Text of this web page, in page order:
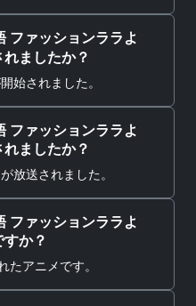
ファッションララよ
ましたか？
始されました。
ファッションララよ
ましたか？
放送されました。
ファッションララよ
か？
たアニメです。